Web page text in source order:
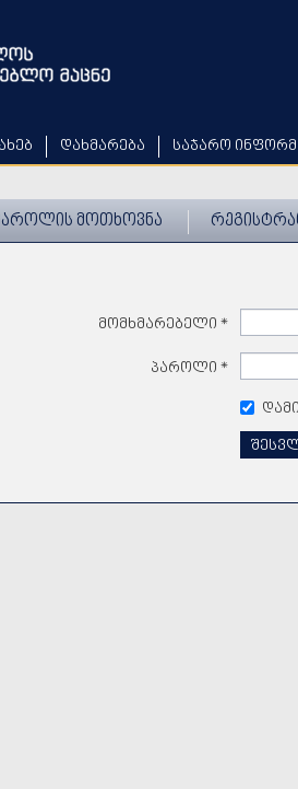
დახმარება საჯარო
მოთხოვნა
მომხმარებელი *
პაროლი *